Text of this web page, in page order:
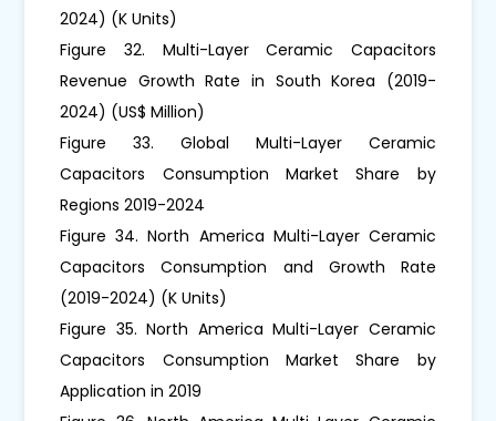
2024) (K Units)
Figure 32. Multi-Layer Ceramic Capacitors
Revenue Growth Rate in South Korea (2019-
2024) (US$ Million)
Figure 33. Global Multi-Layer Ceramic
Capacitors Consumption Market Share by
Regions 2019-2024
Figure 34. North America Multi-Layer Ceramic
Capacitors Consumption and Growth Rate
(2019-2024) (K Units)
Figure 35. North America Multi-Layer Ceramic
Capacitors Consumption Market Share by
Application in 2019